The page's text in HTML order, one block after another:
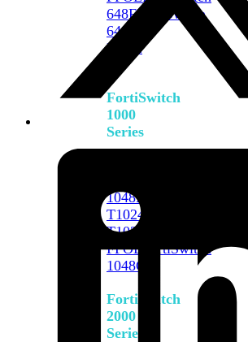
648FFortiSwitch
648F-
FPOE
FortiSwitch
1000
Series
1048E
T1024E
T1024F-
FPOE
FortiSwitch
1048G
FortiSwitch
2000
Series